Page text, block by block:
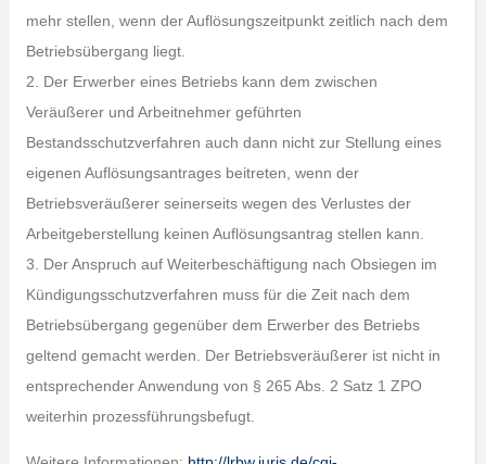
mehr stellen, wenn der Auflösungszeitpunkt zeitlich nach dem
Betriebsübergang liegt.
2. Der Erwerber eines Betriebs kann dem zwischen
Veräußerer und Arbeitnehmer geführten
Bestandsschutzverfahren auch dann nicht zur Stellung eines
eigenen Auflösungsantrages beitreten, wenn der
Betriebsveräußerer seinerseits wegen des Verlustes der
Arbeitgeberstellung keinen Auflösungsantrag stellen kann.
3. Der Anspruch auf Weiterbeschäftigung nach Obsiegen im
Kündigungsschutzverfahren muss für die Zeit nach dem
Betriebsübergang gegenüber dem Erwerber des Betriebs
geltend gemacht werden. Der Betriebsveräußerer ist nicht in
entsprechender Anwendung von § 265 Abs. 2 Satz 1 ZPO
weiterhin prozessführungsbefugt.